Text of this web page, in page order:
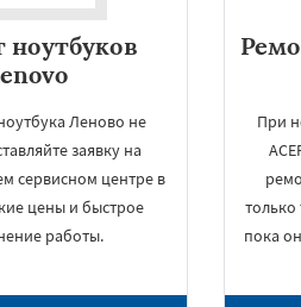
ноутбуков
Леново не
заявку на
сервисном центре в
цены и быстрое
работы.
При
пока